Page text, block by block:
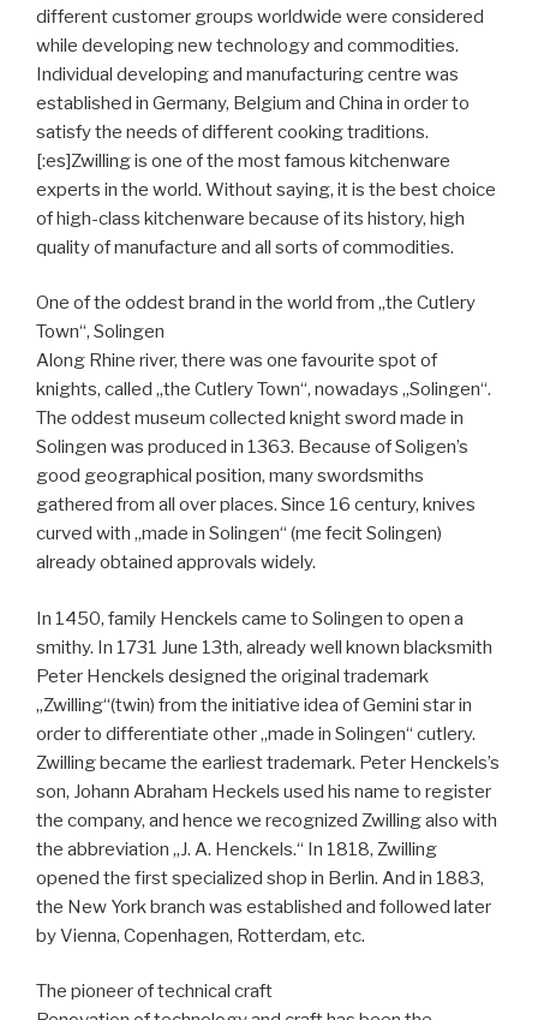
different customer groups worldwide were considered
while developing new technology and commodities.
Individual developing and manufacturing centre was
established in Germany, Belgium and China in order to
satisfy the needs of different cooking traditions.
[:es]Zwilling is one of the most famous kitchenware
experts in the world. Without saying, it is the best choice
of high-class kitchenware because of its history, high
quality of manufacture and all sorts of commodities.
One of the oddest brand in the world from „the Cutlery
Town“, Solingen
Along Rhine river, there was one favourite spot of
knights, called „the Cutlery Town“, nowadays „Solingen“.
The oddest museum collected knight sword made in
Solingen was produced in 1363. Because of Soligen’s
good geographical position, many swordsmiths
gathered from all over places. Since 16 century, knives
curved with „made in Solingen“ (me fecit Solingen)
already obtained approvals widely.
In 1450, family Henckels came to Solingen to open a
smithy. In 1731 June 13th, already well known blacksmith
Peter Henckels designed the original trademark
„Zwilling“(twin) from the initiative idea of Gemini star in
order to differentiate other „made in Solingen“ cutlery.
Zwilling became the earliest trademark. Peter Henckels’s
son, Johann Abraham Heckels used his name to register
the company, and hence we recognized Zwilling also with
the abbreviation „J. A. Henckels.“ In 1818, Zwilling
opened the first specialized shop in Berlin. And in 1883,
the New York branch was established and followed later
by Vienna, Copenhagen, Rotterdam, etc.
The pioneer of technical craft